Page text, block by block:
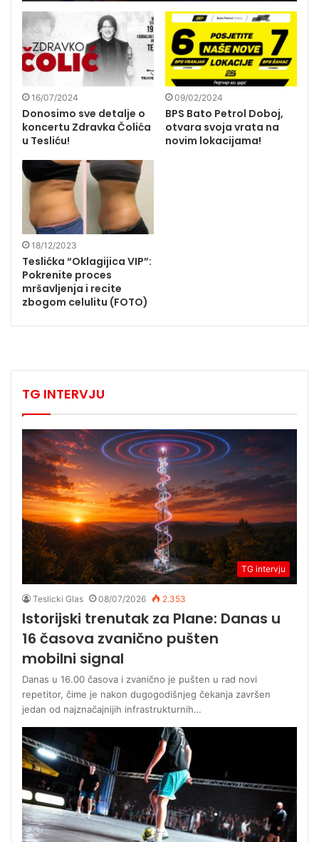
16/07/2024
Donosimo sve detalje o
koncertu Zdravka Čolića
u Tesliću!
09/02/2024
BPS Bato Petrol Doboj,
otvara svoja vrata na
novim lokacijama!
18/12/2023
Teslićka “Oklagijica VIP”:
Pokrenite proces
mršavljenja i recite
zbogom celulitu (FOTO)
TG INTERVJU
TG intervju
Teslicki Glas 08/07/2026 2.353
Istorijski trenutak za Plane: Danas u
16 časova zvanično pušten
mobilni signal
Danas u 16.00 časova i zvanično je pušten u rad novi
repetitor, čime je nakon dugogodišnjeg čekanja završen
jedan od najznačajnijih infrastrukturnih…